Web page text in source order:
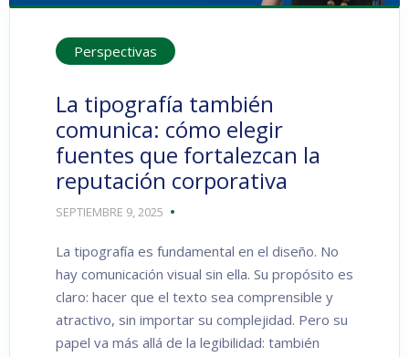
Perspectivas
La tipografía también
comunica: cómo elegir
fuentes que fortalezcan la
reputación corporativa
SEPTIEMBRE 9, 2025
La tipografía es fundamental en el diseño. No
hay comunicación visual sin ella. Su propósito es
claro: hacer que el texto sea comprensible y
atractivo, sin importar su complejidad. Pero su
papel va más allá de la legibilidad: también